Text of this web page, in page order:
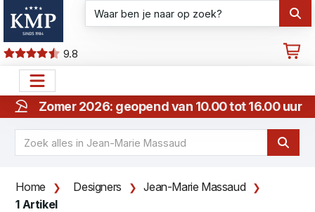
9.8
Zomer 2026: geopend van 10.00 tot 16.00 uur
Home Designers
Jean-Marie Massaud
1 Artikel